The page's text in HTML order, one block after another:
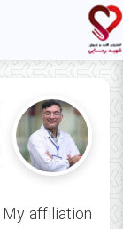
My affiliation